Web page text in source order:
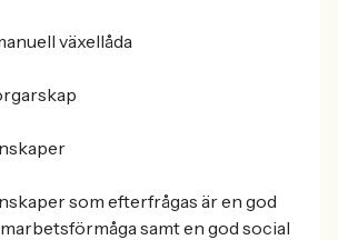
växellåda
som efterfrågas är en god
samt en god social